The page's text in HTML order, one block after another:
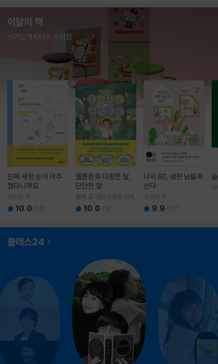
이달의 책
산리오캐릭터즈 유리컵
진짜 새랑 눈이 마주
쳤다니까요
이이은 저
10.0 (12)
웹툰동화 다정한 말,
단단한 말
돌배 글그림/고정욱 원저
10.0 ( 3)
나이 60, 생판 남들과
산다
조선희 저
9.9 ( 27)
클래스24